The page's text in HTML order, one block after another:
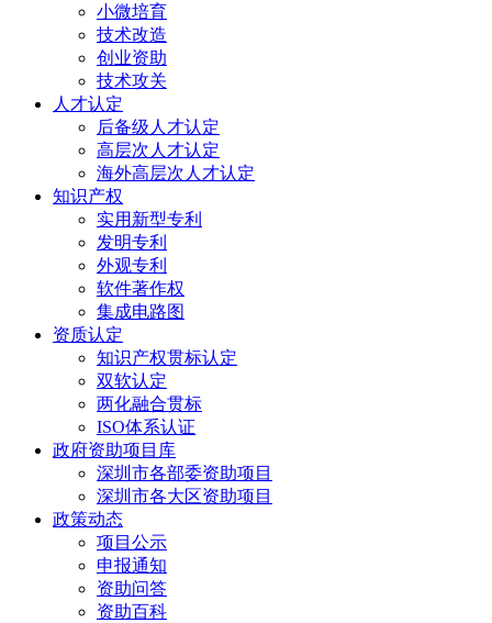
小微培育
技术改造
创业资助
技术攻关
人才认定
后备级人才认定
高层次人才认定
海外高层次人才认定
知识产权
实用新型专利
发明专利
外观专利
软件著作权
集成电路图
资质认定
知识产权贯标认定
双软认定
两化融合贯标
ISO体系认证
政府资助项目库
深圳市各部委资助项目
深圳市各大区资助项目
政策动态
项目公示
申报通知
资助问答
资助百科